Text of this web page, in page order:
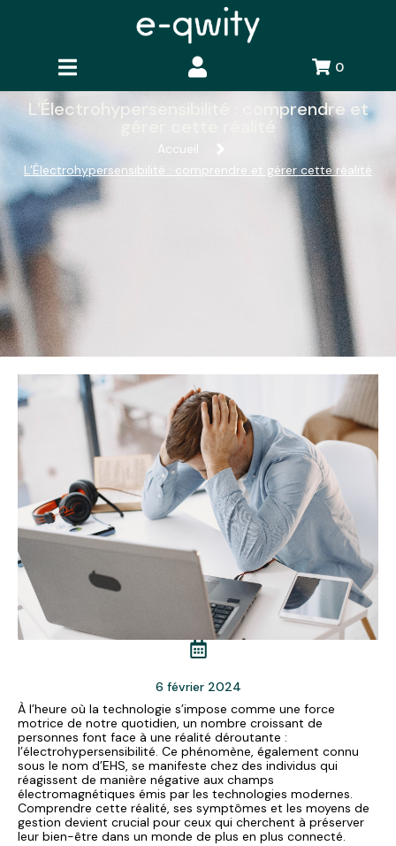
0
L’Électrohypersensibilité : comprendre et
Accueil
L’Électrohypersensibilité : comprendre et gérer cette réalité
6 février 2024
À l’heure où la technologie s’impose comme une force
motrice de notre quotidien, un nombre croissant de
personnes font face à une réalité déroutante :
l’électrohypersensibilité. Ce phénomène, également connu
sous le nom d’EHS, se manifeste chez des individus qui
réagissent de manière négative aux champs
électromagnétiques émis par les technologies modernes.
Comprendre cette réalité, ses symptômes et les moyens de
gestion devient crucial pour ceux qui cherchent à préserver
leur bien-être dans un monde de plus en plus connecté.